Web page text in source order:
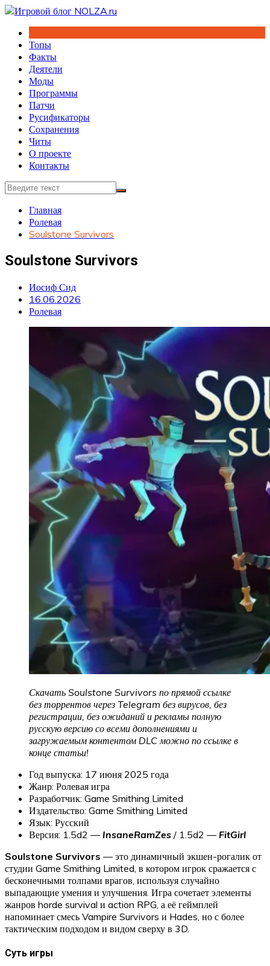
Перейти
содержимому
Топы
Факты
Деятели
Моды
Программы
Патчи
Русификаторы
Сохранения
Читы
О проекте
Контакты
Главная
Ролевая
Soulstone Survivors
Soulstone Survivors
Иосиф Сид
16.06.2026
Ролевая
Скачать Soulstone Survivors по прямой ссылке
без торрентов через Telegram без вирусов, без
регистрации, без ожиданий и рекламы полную
русскую версию со всеми дополнениями и
загружаемым контентом DLC можно по ссылке в
конце статьи!
Год выпуска: 17 июня 2025 года
Жанр: Ролевая игра
Разработчик: Game Smithing Limited
Издательство: Game Smithing Limited
Язык: Русский
Версия: 1.5d2 — InsaneRamZes / 1.5d2 — FitGirl
Soulstone Survivors — это динамичный экшен-рогалик от
студии Game Smithing Limited, в котором игрок сражается с
бесконечными толпами врагов, используя случайно
выпадающие умения и улучшения. Игра сочетает элементы
жанров horde survival и action RPG, а её геймплей
напоминает смесь Vampire Survivors и Hades, но с более
тактическим подходом и видом сверху в 3D.
Суть игры